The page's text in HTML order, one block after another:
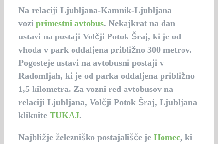
Na relaciji Ljubljana-Kamnik-Ljubljana
vozi primestni avtobus. Nekajkrat na dan
ustavi na postaji Volčji Potok Šraj, ki je od
vhoda v park oddaljena približno 300 metrov.
Pogosteje ustavi na avtobusni postaji v
Radomljah, ki je od parka oddaljena približno
1,5 kilometra. Za vozni red avtobusov na
relaciji Ljubljana, Volčji Potok Šraj, Ljubljana
kliknite TUKAJ.
Najbližje železniško postajališče je Homec, ki